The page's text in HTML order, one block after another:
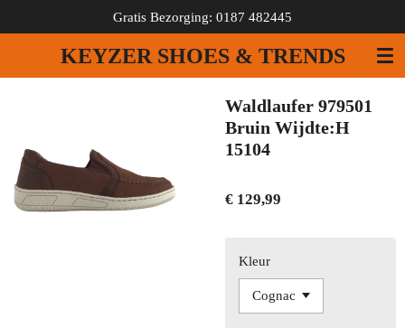
direct
de
KEYZER SHOES & TRENDS
Gratis Bezorging: 0187 482445
Waldlaufer 979501
Bruin Wijdte:H
15104
€ 129,99
Kleur